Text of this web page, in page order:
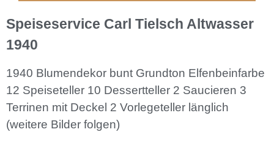
Speiseservice Carl Tielsch Altwasser
1940
1940 Blumendekor bunt Grundton Elfenbeinfarbe
12 Speiseteller 10 Dessertteller 2 Saucieren 3
Terrinen mit Deckel 2 Vorlegeteller länglich
(weitere Bilder folgen)